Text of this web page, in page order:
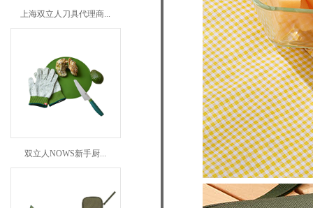
上海双立人刀具代理商...
双立人NOWS新手厨...